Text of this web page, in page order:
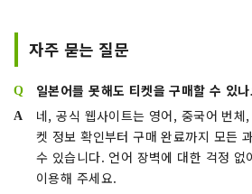
자주 묻는 질문
일본어를 못해도 티켓을 구매할 수 있
네, 공식 웹사이트는 영어, 중국어 번체
켓 정보 확인부터 구매 완료까지 모든
수 있습니다. 언어 장벽에 대한 걱정 없
이용해 주세요.